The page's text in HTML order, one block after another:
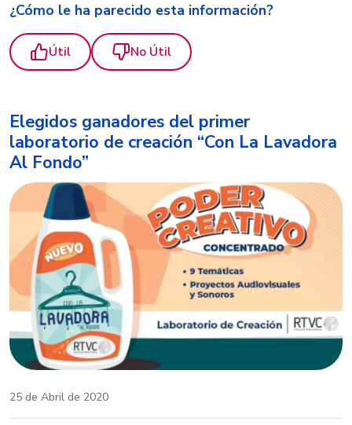
¿Cómo le ha parecido esta información?
Útil No Útil
Elegidos ganadores del primer
laboratorio de creación “Con La Lavadora
Al Fondo”
25 de Abril de 2020